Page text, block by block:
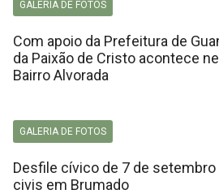
GALERIA DE FOTOS
Com apoio da Prefeitura de
da Paixão de Cristo acontece
Bairro Alvorada
GALERIA DE FOTOS
Desfile cívico de 7 de
civis em Brumado